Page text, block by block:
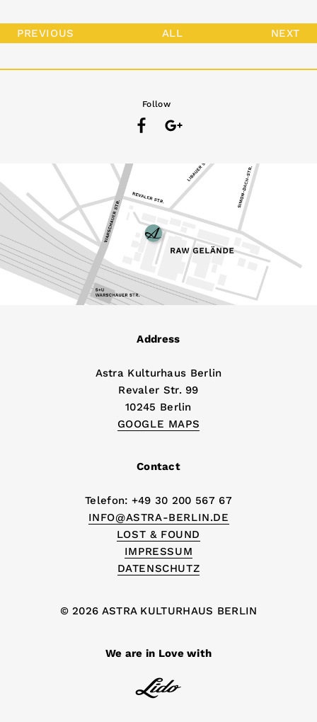
PREVIOUS ALL NEXT
Follow
Address
Astra Kulturhaus Berlin
Revaler Str. 99
10245 Berlin
GOOGLE MAPS
Contact
Telefon: +49 30 200 567 67
INFO@ASTRA-BERLIN.DE
LOST & FOUND
IMPRESSUM
DATENSCHUTZ
© 2026 ASTRA KULTURHAUS BERLIN
We are in Love with